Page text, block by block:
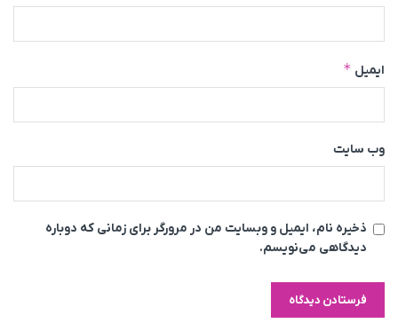
ایمیل *
وب‌ سایت
ذخیره نام، ایمیل و وبسایت من در مرورگر برای زمانی که دوباره
دیدگاهی می‌نویسم.